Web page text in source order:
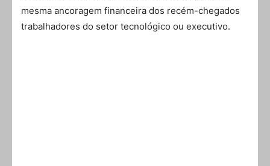
mesma ancoragem financeira dos recém-chegados
trabalhadores do setor tecnológico ou executivo.